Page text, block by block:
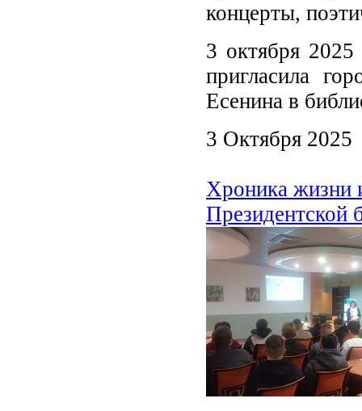
концерты,
3 октября
пригласила
Есенина в
3 Октября 2025
Хроника жизни
Президентской